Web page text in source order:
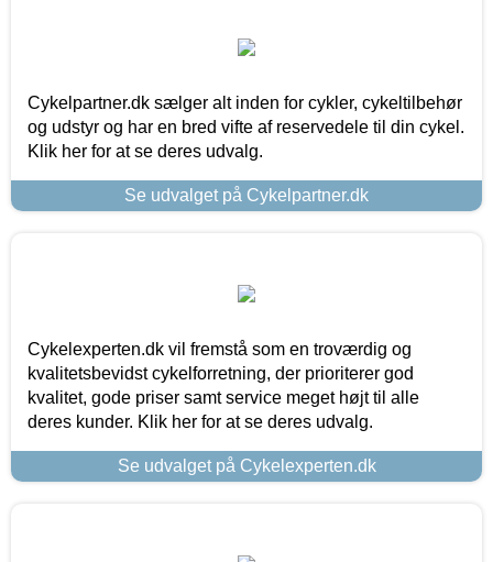
Cykelpartner.dk sælger alt inden for cykler, cykeltilbehør
og udstyr og har en bred vifte af reservedele til din cykel.
Klik her for at se deres udvalg.
Se udvalget på Cykelpartner.dk
Cykelexperten.dk vil fremstå som en troværdig og
kvalitetsbevidst cykelforretning, der prioriterer god
kvalitet, gode priser samt service meget højt til alle
deres kunder. Klik her for at se deres udvalg.
Se udvalget på Cykelexperten.dk